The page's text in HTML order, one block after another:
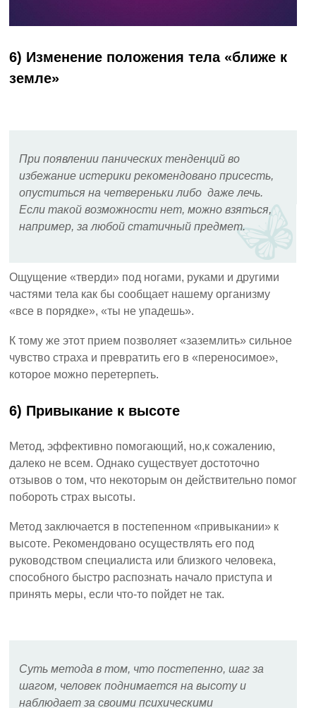
6) Изменение положения тела «ближе к
земле»
При появлении панических тенденций во
избежание истерики рекомендовано присесть,
опуститься на четвереньки либо даже лечь.
Если такой возможности нет, можно взяться,
например, за любой статичный предмет.
Ощущение «тверди» под ногами, руками и другими
частями тела как бы сообщает нашему организму
«все в порядке», «ты не упадешь».
К тому же этот прием позволяет «заземлить» сильное
чувство страха и превратить его в «переносимое»,
которое можно перетерпеть.
6) Привыкание к высоте
Метод, эффективно помогающий, но,к сожалению,
далеко не всем. Однако существует достоточно
отзывов о том, что некоторым он действительно помог
побороть страх высоты.
Метод заключается в постепенном «привыкании» к
высоте. Рекомендовано осуществлять его под
руководством специалиста или близкого человека,
способного быстро распознать начало приступа и
принять меры, если что-то пойдет не так.
Суть метода в том, что постепенно, шаг за
шагом, человек поднимается на высоту и
наблюдает за своими психическими